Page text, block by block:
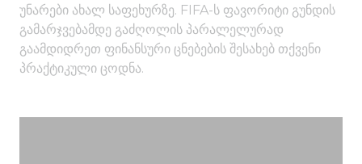
უნარები ახალ საფეხურზე. FIFA-ს ფავორიტი გუნდის
გამარჯვებამდე გაძღოლის პარალელურად
გაამდიდრეთ ფინანსური ცნებების შესახებ თქვენი
პრაქტიკული ცოდნა.